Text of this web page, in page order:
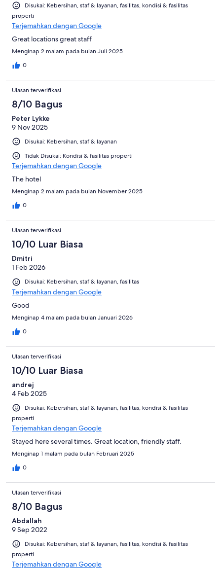
Disukai: Kebersihan, staf & layanan, fasilitas, kondisi & fasilitas
properti
Terjemahkan dengan Google
Great locations great staff
Menginap 2 malam pada bulan Juli 2025
0
Ulasan terverifikasi
8/10 Bagus
Peter Lykke
9 Nov 2025
Disukai: Kebersihan, staf & layanan
Tidak Disukai: Kondisi & fasilitas properti
Terjemahkan dengan Google
The hotel
Menginap 2 malam pada bulan November 2025
0
Ulasan terverifikasi
10/10 Luar Biasa
Dmitri
1 Feb 2026
Disukai: Kebersihan, staf & layanan, fasilitas
Terjemahkan dengan Google
Good
Menginap 4 malam pada bulan Januari 2026
0
Ulasan terverifikasi
10/10 Luar Biasa
andrej
4 Feb 2025
Disukai: Kebersihan, staf & layanan, fasilitas, kondisi & fasilitas
properti
Terjemahkan dengan Google
Stayed here several times. Great location, friendly staff.
Menginap 1 malam pada bulan Februari 2025
0
Ulasan terverifikasi
8/10 Bagus
Abdallah
9 Sep 2022
Disukai: Kebersihan, staf & layanan, fasilitas, kondisi & fasilitas
properti
Terjemahkan dengan Google